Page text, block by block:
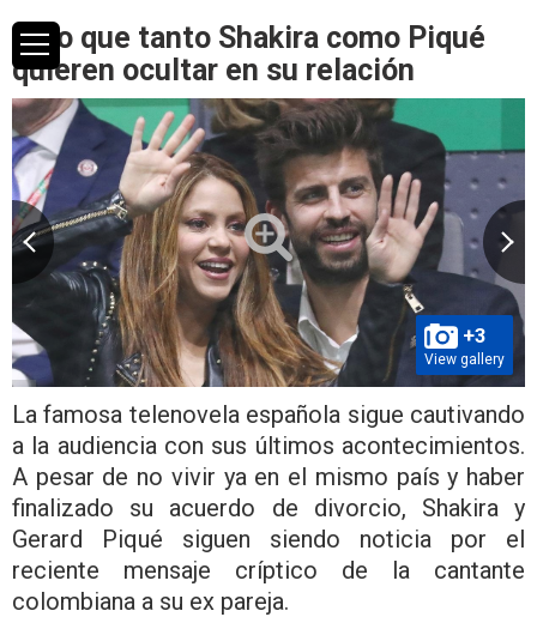
Algo que tanto Shakira como Piqué
quieren ocultar en su relación
+3
View gallery
La famosa telenovela española sigue cautivando
a la audiencia con sus últimos acontecimientos.
A pesar de no vivir ya en el mismo país y haber
finalizado su acuerdo de divorcio, Shakira y
Gerard Piqué siguen siendo noticia por el
reciente mensaje críptico de la cantante
colombiana a su ex pareja.